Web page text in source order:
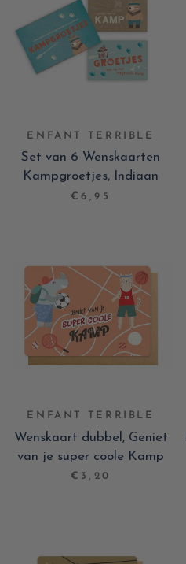
ENFANT TERRIBLE
Set van 6 Wenskaarten
Kampgroetjes, Indiaan
€6,95
ENFANT TERRIBLE
Wenskaart dubbel, Geniet
van je super coole Kamp
€3,20